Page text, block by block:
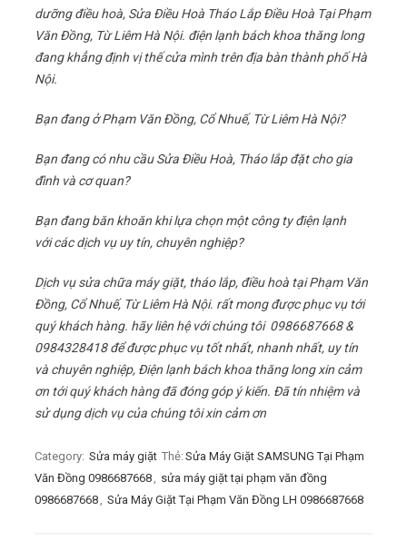
dưỡng điều hoà, Sửa Điều Hoà Tháo Lắp Điều Hoà Tại Phạm
Văn Đồng, Từ Liêm Hà Nội. điện lạnh bách khoa thăng long
đang khẳng định vị thế cửa mình trên địa bàn thành phố Hà
Nội.
Bạn đang ở Phạm Văn Đồng, Cổ Nhuế, Từ Liêm Hà Nội?
Bạn đang có nhu cầu Sửa Điều Hoà, Tháo lắp đặt cho gia
đình và cơ quan?
Bạn đang băn khoăn khi lựa chọn một công ty điện lạnh
với các dịch vụ uy tín, chuyên nghiệp?
Dịch vụ sửa chữa máy giặt, tháo lắp, điều hoà tại Phạm Văn
Đồng, Cổ Nhuế, Từ Liêm Hà Nội. rất mong được phục vụ tới
quý khách hàng. hãy liên hệ với chúng tôi 0986687668 &
0984328418 để được phục vụ tốt nhất, nhanh nhất, uy tín
và chuyên nghiệp, Điện lạnh bách khoa thăng long xin cảm
ơn tới quý khách hàng đã đóng góp ý kiến. Đã tín nhiệm và
sử dụng dịch vụ của chúng tôi xin cảm ơn
Category: Sửa máy giặt Thẻ: Sửa Máy Giặt SAMSUNG Tại Phạm
Văn Đồng 0986687668, sửa máy giặt tại phạm văn đồng
0986687668, Sửa Máy Giặt Tại Phạm Văn Đồng LH 0986687668